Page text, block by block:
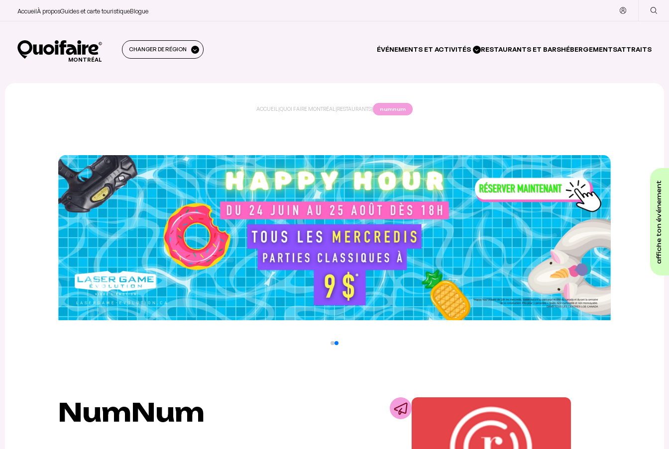
AccueilÀ proposGuides et carte touristiqueBlogue
MONTRÉAL
CHANGER DE RÉGION ÉVÉNEMENTS ET ACTIVITÉS RESTAURANTS ET BARSHÉBERGEMENTSATTRAITS
affiche ton événement
ACCUEIL |QUOI FAIRE MONTRÉAL |RESTAURANTS| numnum
NumNum